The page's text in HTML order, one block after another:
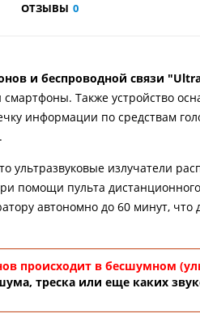
ОТЗЫВЫ 0
и беспроводной связи
Также устройство
информации по средствам
ультразвуковые излучатели
помощи пульта
автономно до 60 минут,
происходит в бесшумном
треска или еще каких